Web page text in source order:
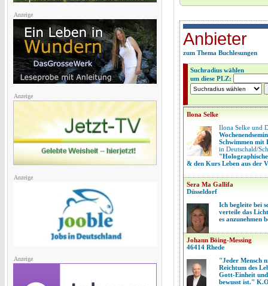
Anzeige
Anzeige
Anzeige
Anzeige
Anbieter
zum Thema Buchlesungen
Suchradius wählen
um diese PLZ:
Ilona Selke
Ilona Selke und
Schwimmen mit
in Deutschald/
& den Kurs Leben aus der
Sera Ma Gallifa
Düsseldorf
Ich begleite bei
verteile das
es anzunehmen
Johann Böing-Messing
46414 Rhede
"Jeder Mensch
Reichtum des
Gott-Einheit
bewusst ist."